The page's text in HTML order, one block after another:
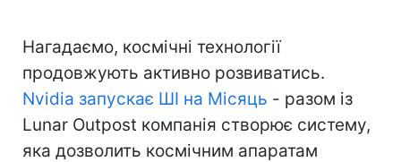
Нагадаємо, космічні технології
продовжують активно розвиватись.
Nvidia запускає ШІ на Місяць - разом із
Lunar Outpost компанія створює систему,
яка дозволить космічним апаратам